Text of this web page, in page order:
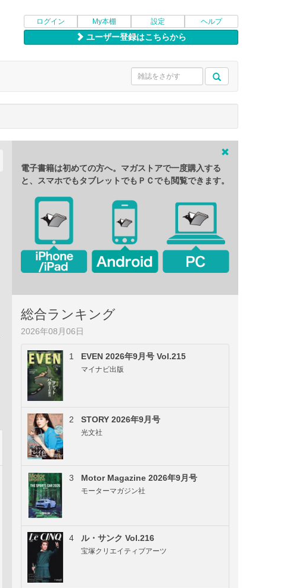
ログイン My本棚 設定 ヘルプ
ユーザー登録はこちらから
電子書籍は初めての方へ。マガストアで一度購入する
と、スマホでもタブレットでもＰＣでも閲覧できます。
総合ランキング
2026年08月06日
1 EVEN 2026年9月号 Vol.215
マイナビ出版
2 STORY 2026年9月号
光文社
3 Motor Magazine 2026年9月号
モーターマガジン社
4 ル・サンク Vol.216
宝塚クリエイティブアーツ